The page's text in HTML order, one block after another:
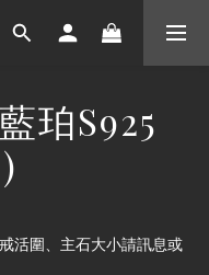
珀S925
活圍、主石大小請訊息或